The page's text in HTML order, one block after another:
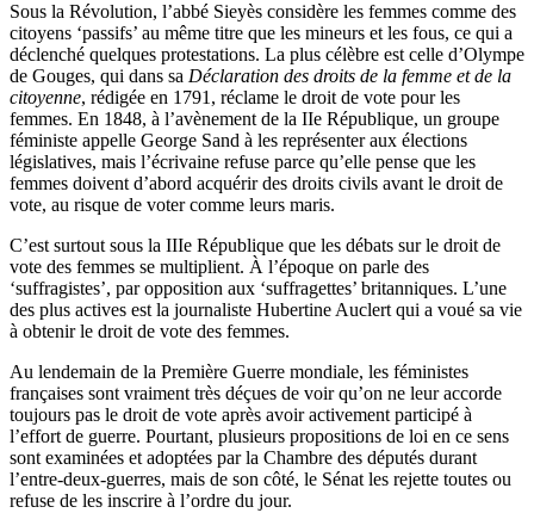
Sous la Révolution, l’abbé Sieyès considère les femmes comme des
citoyens ‘passifs’ au même titre que les mineurs et les fous, ce qui a
déclenché quelques protestations. La plus célèbre est celle d’Olympe
de Gouges, qui dans sa Déclaration des droits de la femme et de la
citoyenne, rédigée en 1791, réclame le droit de vote pour les
femmes. En 1848, à l’avènement de la IIe République, un groupe
féministe appelle George Sand à les représenter aux élections
législatives, mais l’écrivaine refuse parce qu’elle pense que les
femmes doivent d’abord acquérir des droits civils avant le droit de
vote, au risque de voter comme leurs maris.
C’est surtout sous la IIIe République que les débats sur le droit de
vote des femmes se multiplient. À l’époque on parle des
‘suffragistes’, par opposition aux ‘suffragettes’ britanniques. L’une
des plus actives est la journaliste Hubertine Auclert qui a voué sa vie
à obtenir le droit de vote des femmes.
Au lendemain de la Première Guerre mondiale, les féministes
françaises sont vraiment très déçues de voir qu’on ne leur accorde
toujours pas le droit de vote après avoir activement participé à
l’effort de guerre. Pourtant, plusieurs propositions de loi en ce sens
sont examinées et adoptées par la Chambre des députés durant
l’entre-deux-guerres, mais de son côté, le Sénat les rejette toutes ou
refuse de les inscrire à l’ordre du jour.